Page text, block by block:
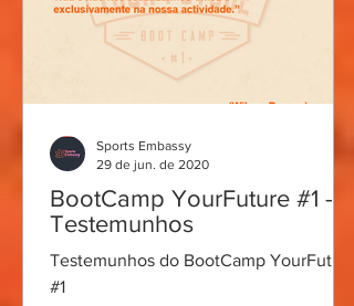
BootCamp YourFuture #1 -
Testemunhos
Testemunhos do BootCamp YourFuture
#1
Sports Embassy
29 de jun. de 2020